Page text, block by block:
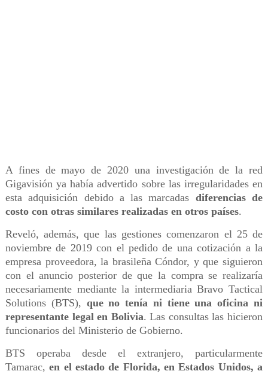
A fines de mayo de 2020 una investigación de la red
Gigavisión ya había advertido sobre las irregularidades en
esta adquisición debido a las marcadas diferencias de
costo con otras similares realizadas en otros países.
Reveló, además, que las gestiones comenzaron el 25 de
noviembre de 2019 con el pedido de una cotización a la
empresa proveedora, la brasileña Cóndor, y que siguieron
con el anuncio posterior de que la compra se realizaría
necesariamente mediante la intermediaria Bravo Tactical
Solutions (BTS), que no tenía ni tiene una oficina ni
representante legal en Bolivia. Las consultas las hicieron
funcionarios del Ministerio de Gobierno.
BTS operaba desde el extranjero, particularmente
Tamarac,en el estado de Florida, en Estados Unidos, a